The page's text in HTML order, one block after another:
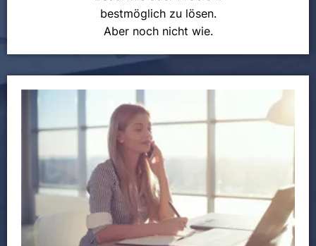
bestmöglich zu lösen.
Aber noch nicht wie.